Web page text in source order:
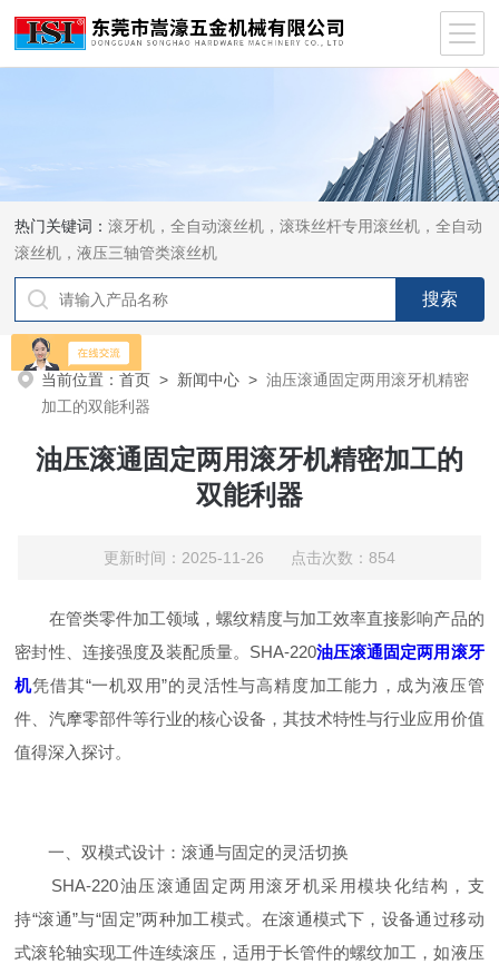
热门关键词：滚牙机，全自动滚丝机，滚珠丝杆专用滚丝机，全自动
滚丝机，液压三轴管类滚丝机
当前位置：首页 > 新闻中心 >油压滚通固定两用滚牙机精密
加工的双能利器
油压滚通固定两用滚牙机精密加工的
双能利器
更新时间：2025-11-26 点击次数：854
在管类零件加工领域，螺纹精度与加工效率直接影响产品的
密封性、连接强度及装配质量。SHA-220油压滚通固定两用滚牙
机凭借其“一机双用”的灵活性与高精度加工能力，成为液压管
件、汽摩零部件等行业的核心设备，其技术特性与行业应用价值
值得深入探讨。
一、双模式设计：滚通与固定的灵活切换
SHA-220油压滚通固定两用滚牙机采用模块化结构，支
持“滚通”与“固定”两种加工模式。在滚通模式下，设备通过移动
式滚轮轴实现工件连续滚压，适用于长管件的螺纹加工，如液压